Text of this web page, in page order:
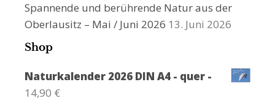
Spannende und berührende Natur aus der
Oberlausitz – Mai / Juni 2026 13. Juni 2026
Shop
Naturkalender 2026 DIN A4 - quer -
14,90 €